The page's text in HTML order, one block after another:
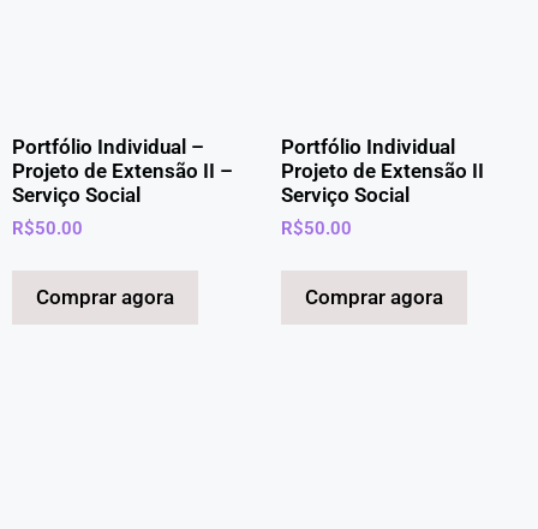
Portfólio Individual –
Projeto de Extensão II –
Serviço Social
R$50.00
Comprar agora
Portfólio Individual
Projeto de Extensão II
Serviço Social
R$50.00
Comprar agora